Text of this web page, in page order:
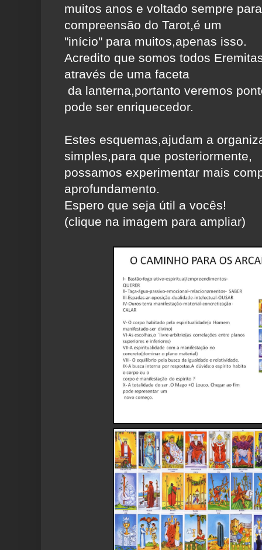
muitos anos e voltado sempre
compreensão do Tarot,é um
"início" para muitos,apenas isso.
Acredito que somos todos
através de uma faceta
da lanterna,portanto veremos
pode ser enriquecedor.
Estes esquemas,ajudam a
simples,para que posteriormente,
possamos experimentar mais
aprofundamento.
Espero que seja útil a vocês!
(clique na imagem para ampliar)